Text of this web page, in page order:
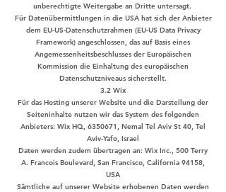
unberechtigte Weitergabe an Dritte untersagt.
Für Datenübermittlungen in die USA hat sich der Anbieter
dem EU-US-Datenschutzrahmen (EU-US Data Privacy
Framework) angeschlossen, das auf Basis eines
Angemessenheitsbeschlusses der Europäischen
Kommission die Einhaltung des europäischen
Datenschutzniveaus sicherstellt.
3.2 Wix
Für das Hosting unserer Website und die Darstellung der
Seiteninhalte nutzen wir das System des folgenden
Anbieters: Wix HQ, 6350671 , Nemal Tel Aviv St 40, Tel
Aviv-Yafo, Israel
Daten werden zudem übertragen an: Wix Inc., 500 Terry
A. Francois Boulevard, San Francisco, California 94158,
USA
Sämtliche auf unserer Website erhobenen Daten werden